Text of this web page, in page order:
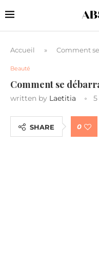
Accueil » Comment
Beauté
Comment se
written by Laetitia
SHARE 0